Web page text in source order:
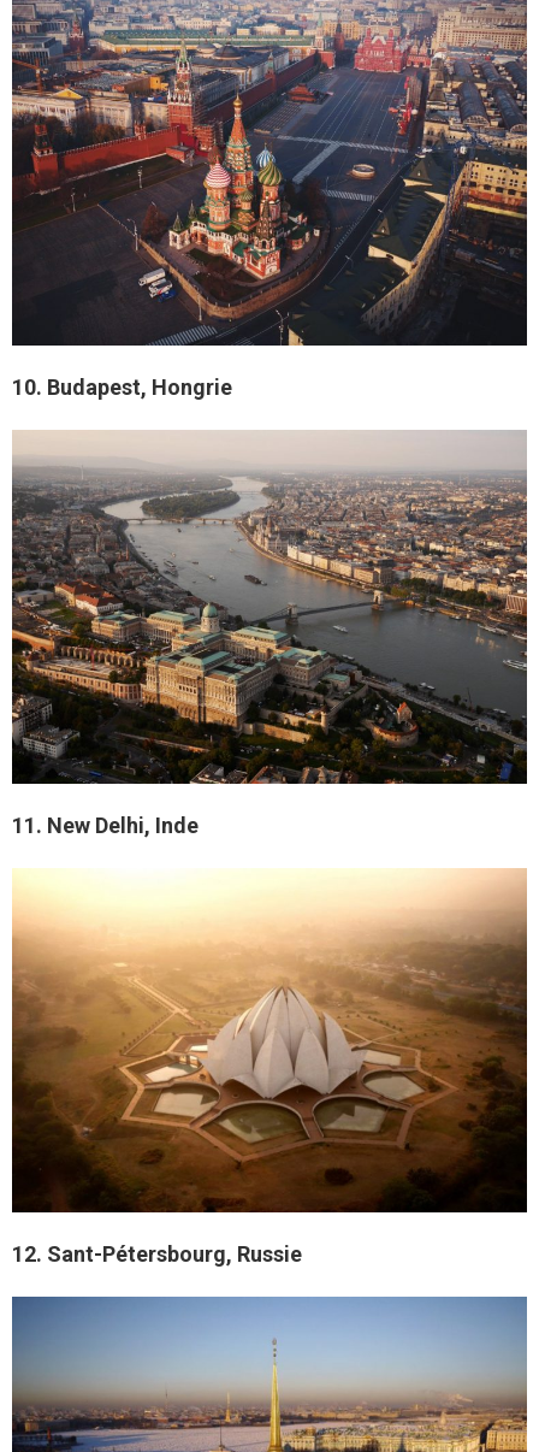
10. Budapest, Hongrie
11. New Delhi, Inde
12. Sant-Pétersbourg, Russie